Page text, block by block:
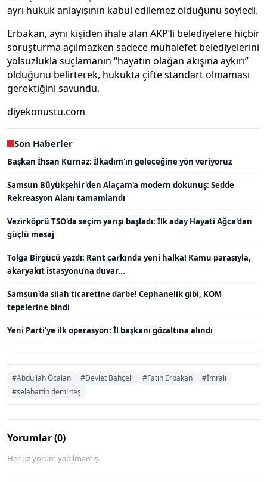
ayrı hukuk anlayışının kabul edilemez olduğunu söyledi.
Erbakan, aynı kişiden ihale alan AKP’li belediyelere hiçbir
soruşturma açılmazken sadece muhalefet belediyelerini
yolsuzlukla suçlamanın “hayatın olağan akışına aykırı”
olduğunu belirterek, hukukta çifte standart olmaması
gerektiğini savundu.
diyekonustu.com
Son Haberler
Başkan İhsan Kurnaz: İlkadım'ın geleceğine yön veriyoruz
Samsun Büyükşehir'den Alaçam'a modern dokunuş: Sedde
Rekreasyon Alanı tamamlandı
Vezirköprü TSO'da seçim yarışı başladı: İlk aday Hayati Ağca'dan
güçlü mesaj
Tolga Birgücü yazdı: Rant çarkında yeni halka! Kamu parasıyla,
akaryakıt istasyonuna duvar...
Samsun'da silah ticaretine darbe! Cephanelik gibi, KOM
tepelerine bindi
Yeni Parti'ye ilk operasyon: İl başkanı gözaltına alındı
#Abdullah Öcalan #Devlet Bahçeli #Fatih Erbakan
#İmralı
#selahattin demirtaş
Yorumlar (0)
Henüz yorum yapılmamış.